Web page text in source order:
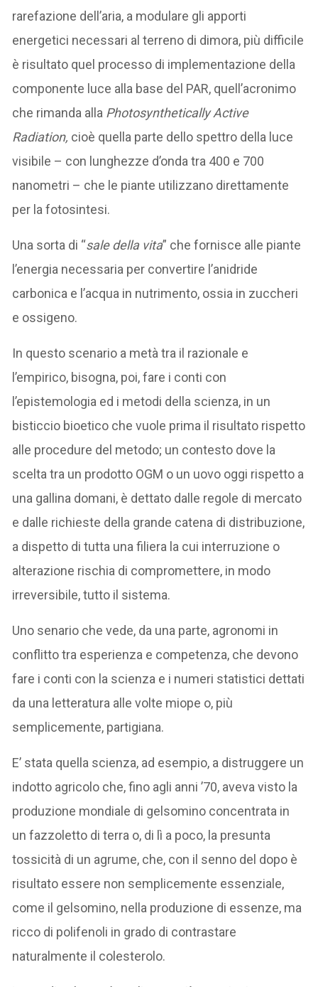
rarefazione dell’aria, a modulare gli apporti
energetici necessari al terreno di dimora, più difficile
è risultato quel processo di implementazione della
componente luce alla base del PAR, quell’acronimo
che rimanda alla Photosynthetically Active
Radiation, cioè quella parte dello spettro della luce
visibile – con lunghezze d’onda tra 400 e 700
nanometri – che le piante utilizzano direttamente
per la fotosintesi.
Una sorta di “sale della vita” che fornisce alle piante
l’energia necessaria per convertire l’anidride
carbonica e l’acqua in nutrimento, ossia in zuccheri
e ossigeno.
In questo scenario a metà tra il razionale e
l’empirico, bisogna, poi, fare i conti con
l’epistemologia ed i metodi della scienza, in un
bisticcio bioetico che vuole prima il risultato rispetto
alle procedure del metodo; un contesto dove la
scelta tra un prodotto OGM o un uovo oggi rispetto a
una gallina domani, è dettato dalle regole di mercato
e dalle richieste della grande catena di distribuzione,
a dispetto di tutta una filiera la cui interruzione o
alterazione rischia di compromettere, in modo
irreversibile, tutto il sistema.
Uno senario che vede, da una parte, agronomi in
conflitto tra esperienza e competenza, che devono
fare i conti con la scienza e i numeri statistici dettati
da una letteratura alle volte miope o, più
semplicemente, partigiana.
E’ stata quella scienza, ad esempio, a distruggere un
indotto agricolo che, fino agli anni ’70, aveva visto la
produzione mondiale di gelsomino concentrata in
un fazzoletto di terra o, di lì a poco, la presunta
tossicità di un agrume, che, con il senno del dopo è
risultato essere non semplicemente essenziale,
come il gelsomino, nella produzione di essenze, ma
ricco di polifenoli in grado di contrastare
naturalmente il colesterolo.